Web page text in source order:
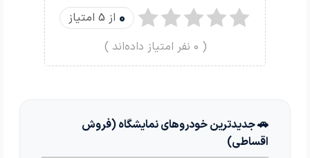
0 از 5 امتیاز
(
0 نفر امتیاز داده‌اند )
🚗 جدیدترین خودروهای نمایشگاه (فروش
اقساطی)